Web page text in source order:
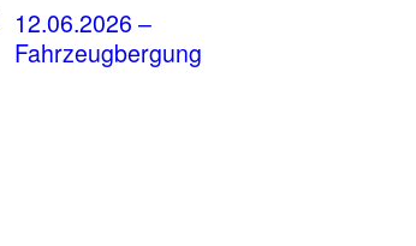
12.06.2026 –
Fahrzeugbergung